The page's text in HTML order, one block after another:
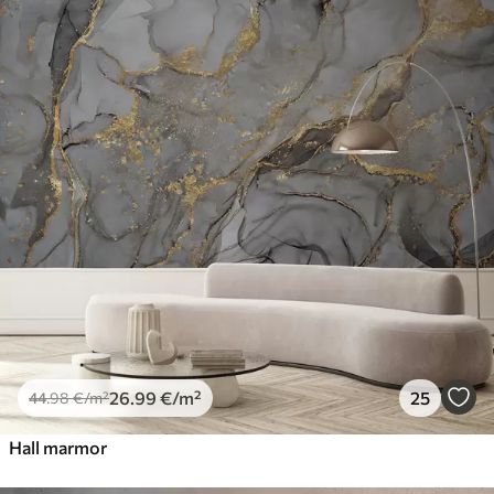
44.98€/m²26.99 €/m² 25
Hall marmor